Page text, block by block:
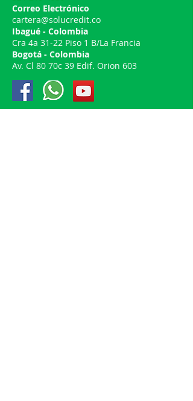
Correo Electrónico
cartera@solucredit.co
Ibagué - Colombia
Cra 4a 31-22 Piso 1 B/La Francia
Bogotá - Colombia
Av. Cl 80 70c 39 Edif. Orion 603